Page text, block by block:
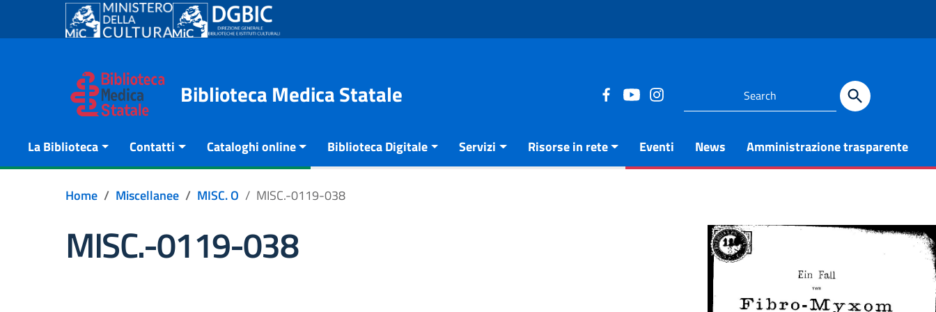
Go to content
Go to the navigation menu
Biblioteca Medica Statale
La Biblioteca Contatti Cataloghi online Biblioteca Digitale Servizi Risorse in rete Eventi News Amministrazione trasparente
Home Miscellanee MISC. O MISC.-0119-038
MISC.-0119-038